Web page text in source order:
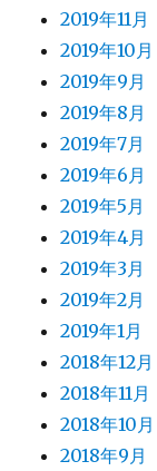
2019年11月
2019年10月
2019年9月
2019年8月
2019年7月
2019年6月
2019年5月
2019年4月
2019年3月
2019年2月
2019年1月
2018年12月
2018年11月
2018年10月
2018年9月